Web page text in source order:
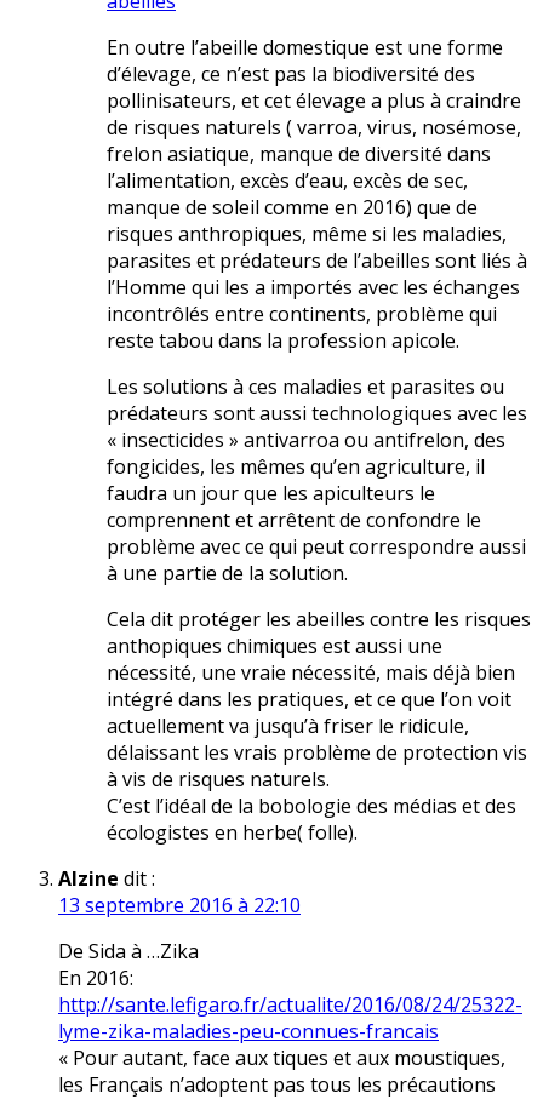
En outre l’abeille domestique est une forme
d’élevage, ce n’est pas la biodiversité des
pollinisateurs, et cet élevage a plus à craindre
de risques naturels ( varroa, virus, nosémose,
frelon asiatique, manque de diversité dans
l’alimentation, excès d’eau, excès de sec,
manque de soleil comme en 2016) que de
risques anthropiques, même si les maladies,
parasites et prédateurs de l’abeilles sont liés à
l’Homme qui les a importés avec les échanges
incontrôlés entre continents, problème qui
reste tabou dans la profession apicole.
Les solutions à ces maladies et parasites ou
prédateurs sont aussi technologiques avec les
« insecticides » antivarroa ou antifrelon, des
fongicides, les mêmes qu’en agriculture, il
faudra un jour que les apiculteurs le
comprennent et arrêtent de confondre le
problème avec ce qui peut correspondre aussi
à une partie de la solution.
Cela dit protéger les abeilles contre les risques
anthopiques chimiques est aussi une
nécessité, une vraie nécessité, mais déjà bien
intégré dans les pratiques, et ce que l’on voit
actuellement va jusqu’à friser le ridicule,
délaissant les vrais problème de protection vis
à vis de risques naturels.
C’est l’idéal de la bobologie des médias et des
écologistes en herbe( folle).
Alzine dit :
13 septembre 2016 à 22:10
De Sida à …Zika
En 2016:
http://sante.lefigaro.fr/actualite/2016/08/24/25322-
lyme-zika-maladies-peu-connues-francais
« Pour autant, face aux tiques et aux moustiques,
les Français n’adoptent pas tous les précautions